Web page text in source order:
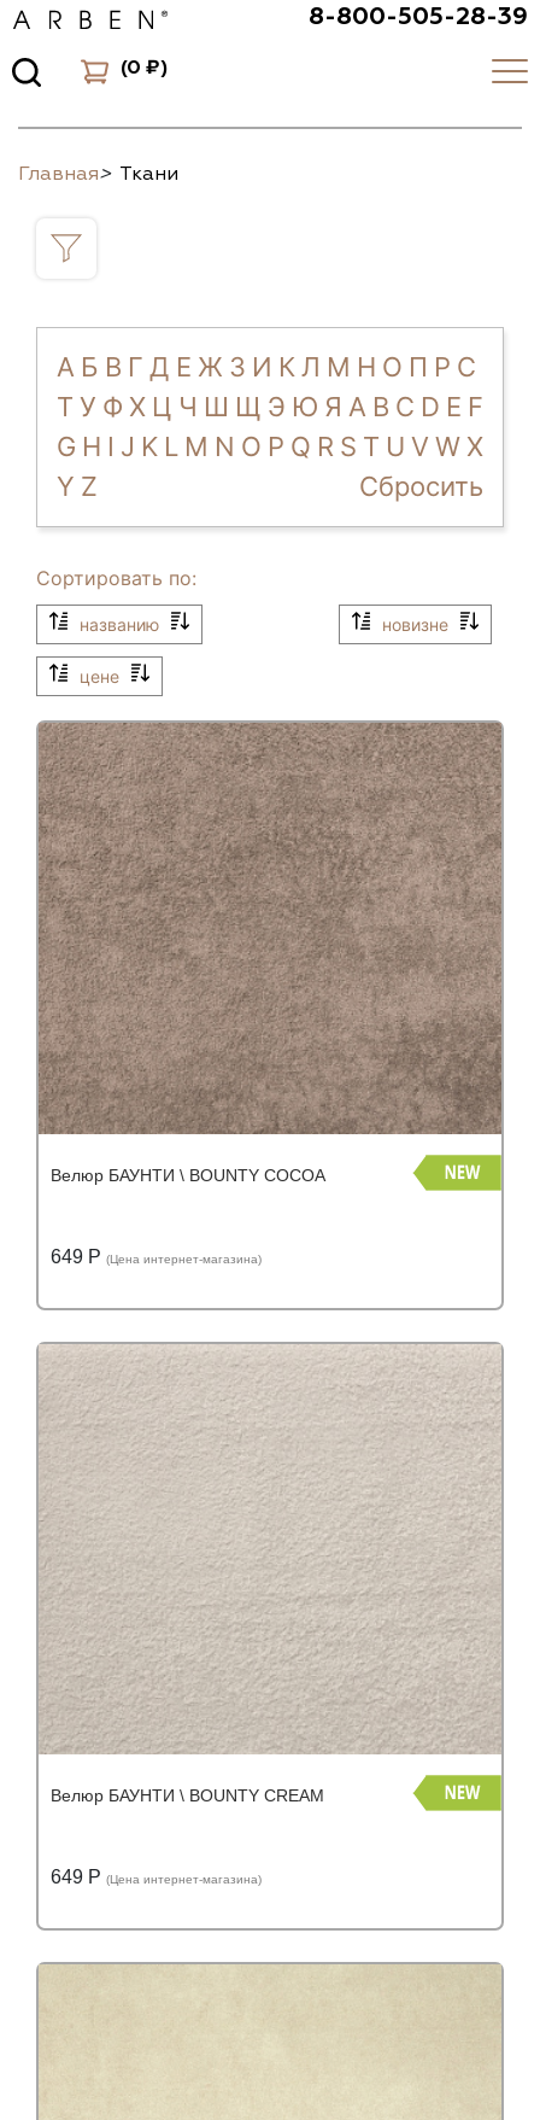
8-800-505-28-39
(0 ₽)
Главная> Ткани
А Б В Г Д Е Ж З И К Л М Н О П Р С
Т У Ф Х Ц Ч Ш Щ Э Ю Я A B C D E F
G H I J K L M N O P Q R S T U V W X
Y Z Сбросить
Сортировать по:
названию новизне
цене
Велюр БАУНТИ \ BOUNTY COCOA
649 Р (Цена интернет-магазина)
Велюр БАУНТИ \ BOUNTY CREAM
649 Р (Цена интернет-магазина)